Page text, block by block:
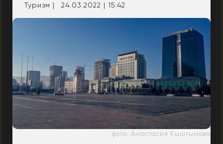
Туризм | 24.03.2022 | 15:42
фото: Анастасия Кыштымова